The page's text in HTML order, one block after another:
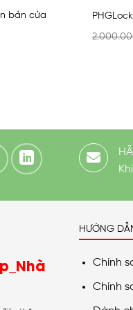
bản cửa
HƯỚNG
Chính
Chính